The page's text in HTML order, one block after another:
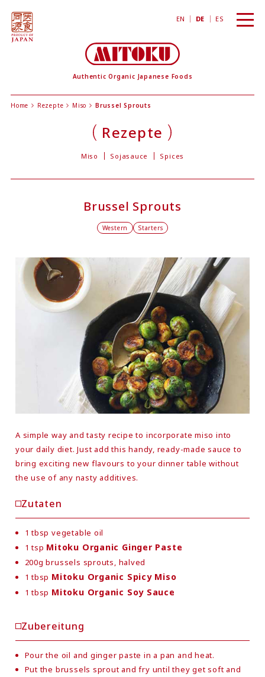
Authentic Organic Japanese Foods
EN DE ES
toggle
Home Rezepte Miso Brussel Sprouts
Rezepte
Miso Sojasauce Spices
Brussel Sprouts
Western Starters
A simple way and tasty recipe to incorporate miso into
your daily diet. Just add this handy, ready-made sauce to
bring exciting new flavours to your dinner table without
the use of any nasty additives.
Zutaten
1 tbsp vegetable oil
1 tsp Mitoku Organic Ginger Paste
200g brussels sprouts, halved
1 tbsp Mitoku Organic Spicy Miso
1 tbsp Mitoku Organic Soy Sauce
Zubereitung
Pour the oil and ginger paste in a pan and heat.
Put the brussels sprout and fry until they get soft and